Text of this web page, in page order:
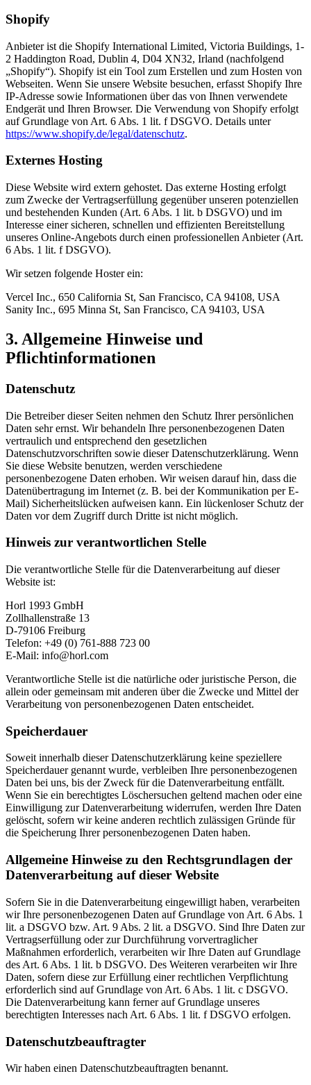
Shopify
Anbieter ist die Shopify International Limited, Victoria Buildings, 1-
2 Haddington Road, Dublin 4, D04 XN32, Irland (nachfolgend
„Shopify“). Shopify ist ein Tool zum Erstellen und zum Hosten von
Webseiten. Wenn Sie unsere Website besuchen, erfasst Shopify Ihre
IP-Adresse sowie Informationen über das von Ihnen verwendete
Endgerät und Ihren Browser. Die Verwendung von Shopify erfolgt
auf Grundlage von Art. 6 Abs. 1 lit. f DSGVO. Details unter
https://www.shopify.de/legal/datenschutz.
Externes Hosting
Diese Website wird extern gehostet. Das externe Hosting erfolgt
zum Zwecke der Vertragserfüllung gegenüber unseren potenziellen
und bestehenden Kunden (Art. 6 Abs. 1 lit. b DSGVO) und im
Interesse einer sicheren, schnellen und effizienten Bereitstellung
unseres Online-Angebots durch einen professionellen Anbieter (Art.
6 Abs. 1 lit. f DSGVO).
Wir setzen folgende Hoster ein:
Vercel Inc., 650 California St, San Francisco, CA 94108, USA
Sanity Inc., 695 Minna St, San Francisco, CA 94103, USA
3. Allgemeine Hinweise und
Pflichtinformationen
Datenschutz
Die Betreiber dieser Seiten nehmen den Schutz Ihrer persönlichen
Daten sehr ernst. Wir behandeln Ihre personenbezogenen Daten
vertraulich und entsprechend den gesetzlichen
Datenschutzvorschriften sowie dieser Datenschutzerklärung. Wenn
Sie diese Website benutzen, werden verschiedene
personenbezogene Daten erhoben. Wir weisen darauf hin, dass die
Datenübertragung im Internet (z. B. bei der Kommunikation per E-
Mail) Sicherheitslücken aufweisen kann. Ein lückenloser Schutz der
Daten vor dem Zugriff durch Dritte ist nicht möglich.
Hinweis zur verantwortlichen Stelle
Die verantwortliche Stelle für die Datenverarbeitung auf dieser
Website ist:
Horl 1993 GmbH
Zollhallenstraße 13
D-79106 Freiburg
Telefon: +49 (0) 761-888 723 00
E-Mail: info@horl.com
Verantwortliche Stelle ist die natürliche oder juristische Person, die
allein oder gemeinsam mit anderen über die Zwecke und Mittel der
Verarbeitung von personenbezogenen Daten entscheidet.
Speicherdauer
Soweit innerhalb dieser Datenschutzerklärung keine speziellere
Speicherdauer genannt wurde, verbleiben Ihre personenbezogenen
Daten bei uns, bis der Zweck für die Datenverarbeitung entfällt.
Wenn Sie ein berechtigtes Löschersuchen geltend machen oder eine
Einwilligung zur Datenverarbeitung widerrufen, werden Ihre Daten
gelöscht, sofern wir keine anderen rechtlich zulässigen Gründe für
die Speicherung Ihrer personenbezogenen Daten haben.
Allgemeine Hinweise zu den Rechtsgrundlagen der
Datenverarbeitung auf dieser Website
Sofern Sie in die Datenverarbeitung eingewilligt haben, verarbeiten
wir Ihre personenbezogenen Daten auf Grundlage von Art. 6 Abs. 1
lit. a DSGVO bzw. Art. 9 Abs. 2 lit. a DSGVO. Sind Ihre Daten zur
Vertragserfüllung oder zur Durchführung vorvertraglicher
Maßnahmen erforderlich, verarbeiten wir Ihre Daten auf Grundlage
des Art. 6 Abs. 1 lit. b DSGVO. Des Weiteren verarbeiten wir Ihre
Daten, sofern diese zur Erfüllung einer rechtlichen Verpflichtung
erforderlich sind auf Grundlage von Art. 6 Abs. 1 lit. c DSGVO.
Die Datenverarbeitung kann ferner auf Grundlage unseres
berechtigten Interesses nach Art. 6 Abs. 1 lit. f DSGVO erfolgen.
Datenschutzbeauftragter
Wir haben einen Datenschutzbeauftragten benannt.